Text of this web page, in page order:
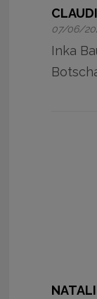
07/06/
Inka